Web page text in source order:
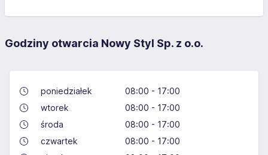
Godziny otwarcia Nowy Styl Sp. z o.o.
poniedziałek
08:00 - 17:00
wtorek
08:00 - 17:00
środa
08:00 - 17:00
czwartek
08:00 - 17:00